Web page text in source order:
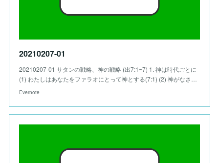
20210207-01
20210207-01 サタンの戦略、神の戦略 (出7:1~7) 1. 神は時代ごとに
(1) わたしはあなたをファラオにとって神とする(7:1) (2) 神がなさ…
Evernote